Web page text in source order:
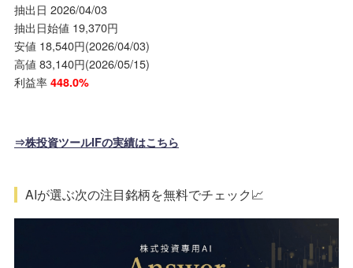
抽出日 2026/04/03
抽出日始値 19,370円
安値 18,540円(2026/04/03)
高値 83,140円(2026/05/15)
利益率 448.0%
⇒株投資ツールIFの実績はこちら
AIが選ぶ次の注目銘柄を無料でチェック📈